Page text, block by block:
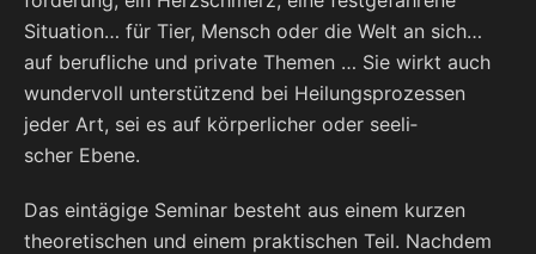
Situa­ti­on… für Tier, Mensch oder die Welt an sich…
auf beruf­li­che und pri­va­te The­men … Sie wirkt auch
wun­der­voll unter­stüt­zend bei Hei­lungs­pro­zes­sen
jeder Art, sei es auf kör­per­li­cher oder see­li­
scher Ebene.
Das ein­tä­gi­ge Semi­nar besteht aus einem kur­zen
theo­re­ti­schen und einem prak­ti­schen Teil. Nach­dem